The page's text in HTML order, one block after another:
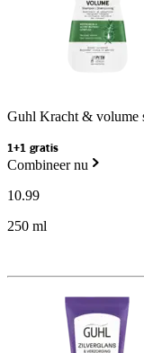
Guhl Kracht & volume
1+1 gratis
Combineer nu
10.99
250 ml